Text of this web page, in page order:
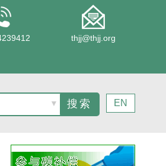
thjj@thjj.org
▼ EN